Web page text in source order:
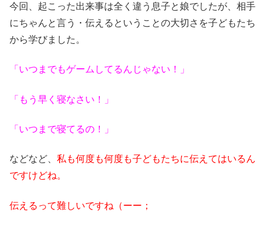
今回、起こった出来事は全く違う息子と娘でしたが、相手
にちゃんと言う・伝えるということの大切さを子どもたち
から学びました。
「いつまでもゲームしてるんじゃない！」
「もう早く寝なさい！」
「いつまで寝てるの！」
などなど、 私も何度も何度も子どもたちに伝えてはいるん
ですけどね。
伝えるって難しいですね（ーー；